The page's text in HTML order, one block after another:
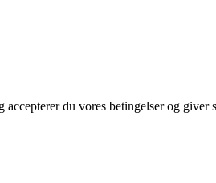
du vores betingelser og giver